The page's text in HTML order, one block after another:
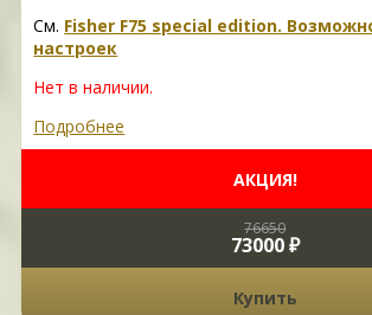
См. Fisher F75 special edition.
настроек
Нет в наличии.
Подробнее
АКЦИЯ!
76650
73000 ₽
Купить